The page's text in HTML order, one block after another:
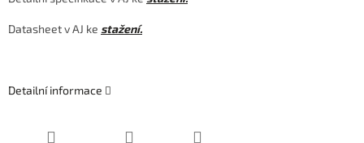
Datasheet v AJ ke stažení.
Detailní informace